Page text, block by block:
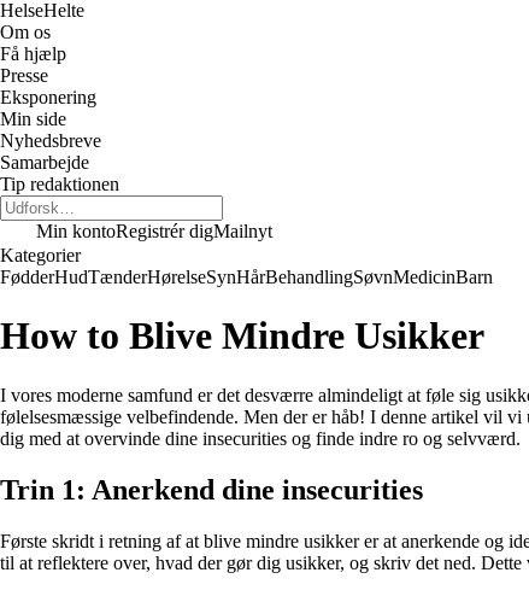
HelseHelte
Om os
Få hjælp
Presse
Eksponering
Min side
Nyhedsbreve
Samarbejde
Tip redaktionen
Min kontoRegistrér digMailnyt
Kategorier
FødderHudTænderHørelseSynHårBehandlingSøvnMedicinBarn
How to Blive Mindre Usikker
I vores moderne samfund er det desværre almindeligt at føle sig
følelsesmæssige velbefindende. Men der er håb! I denne artikel vil
dig med at overvinde dine insecurities og finde indre ro og selvværd.
Trin 1: Anerkend dine insecurities
Første skridt i retning af at blive mindre usikker er at anerkende og
til at reflektere over, hvad der gør dig usikker, og skriv det ned.